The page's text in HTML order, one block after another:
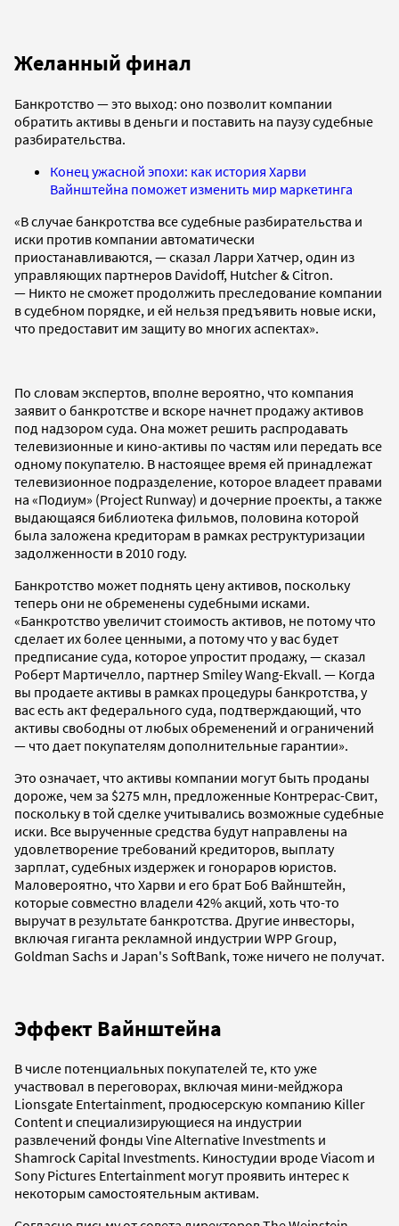
Желанный финал
Банкротство — это выход: оно позволит компании
обратить активы в деньги и поставить на паузу судебные
разбирательства.
Конец ужасной эпохи: как история Харви
Вайнштейна поможет изменить мир маркетинга
«В случае банкротства все судебные разбирательства и
иски против компании автоматически
приостанавливаются, — сказал Ларри Хатчер, один из
управляющих партнеров Davidoff, Hutcher & Citron.
— Никто не сможет продолжить преследование компании
в судебном порядке, и ей нельзя предъявить новые иски,
что предоставит им защиту во многих аспектах».
По словам экспертов, вполне вероятно, что компания
заявит о банкротстве и вскоре начнет продажу активов
под надзором суда. Она может решить распродавать
телевизионные и кино-активы по частям или передать все
одному покупателю. В настоящее время ей принадлежат
телевизионное подразделение, которое владеет правами
на «Подиум» (Project Runway) и дочерние проекты, а также
выдающаяся библиотека фильмов, половина которой
была заложена кредиторам в рамках реструктуризации
задолженности в 2010 году.
Банкротство может поднять цену активов, поскольку
теперь они не обременены судебными исками.
«Банкротство увеличит стоимость активов, не потому что
сделает их более ценными, а потому что у вас будет
предписание суда, которое упростит продажу, — сказал
Роберт Мартичелло, партнер Smiley Wang-Ekvall. — Когда
вы продаете активы в рамках процедуры банкротства, у
вас есть акт федерального суда, подтверждающий, что
активы свободны от любых обременений и ограничений
— что дает покупателям дополнительные гарантии».
Это означает, что активы компании могут быть проданы
дороже, чем за $275 млн, предложенные Контрерас-Свит,
поскольку в той сделке учитывались возможные судебные
иски. Все вырученные средства будут направлены на
удовлетворение требований кредиторов, выплату
зарплат, судебных издержек и гонораров юристов.
Маловероятно, что Харви и его брат Боб Вайнштейн,
которые совместно владели 42% акций, хоть что-то
выручат в результате банкротства. Другие инвесторы,
включая гиганта рекламной индустрии WPP Group,
Goldman Sachs и Japan's SoftBank, тоже ничего не получат.
Эффект Вайнштейна
В числе потенциальных покупателей те, кто уже
участвовал в переговорах, включая мини-мейджора
Lionsgate Entertainment, продюсерскую компанию Killer
Content и специализирующиеся на индустрии
развлечений фонды Vine Alternative Investments и
Shamrock Capital Investments. Киностудии вроде Viacom и
Sony Pictures Entertainment могут проявить интерес к
некоторым самостоятельным активам.